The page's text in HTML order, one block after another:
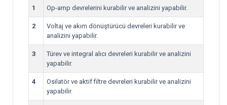
1 Op-amp devrelerini kurabilir ve analizini yapabilir.
2
Voltaj ve akım dönüştürücü devreleri kurabilir ve
analizini yapabilir.
3
Türev ve integral alıcı devreleri kurabilir ve analizini
yapabilir.
4
Osilatör ve aktif filtre devreleri kurabilir ve analizini
yapabilir.